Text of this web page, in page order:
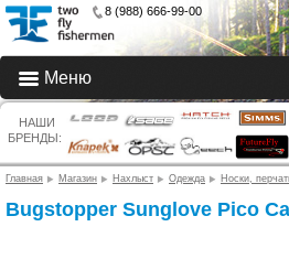
8 (988) 666-99-00
Меню
НАШИ
БРЕНДЫ:
Главная Магазин Нахлыст Одежда Носки,
Bugstopper Sunglove Pico